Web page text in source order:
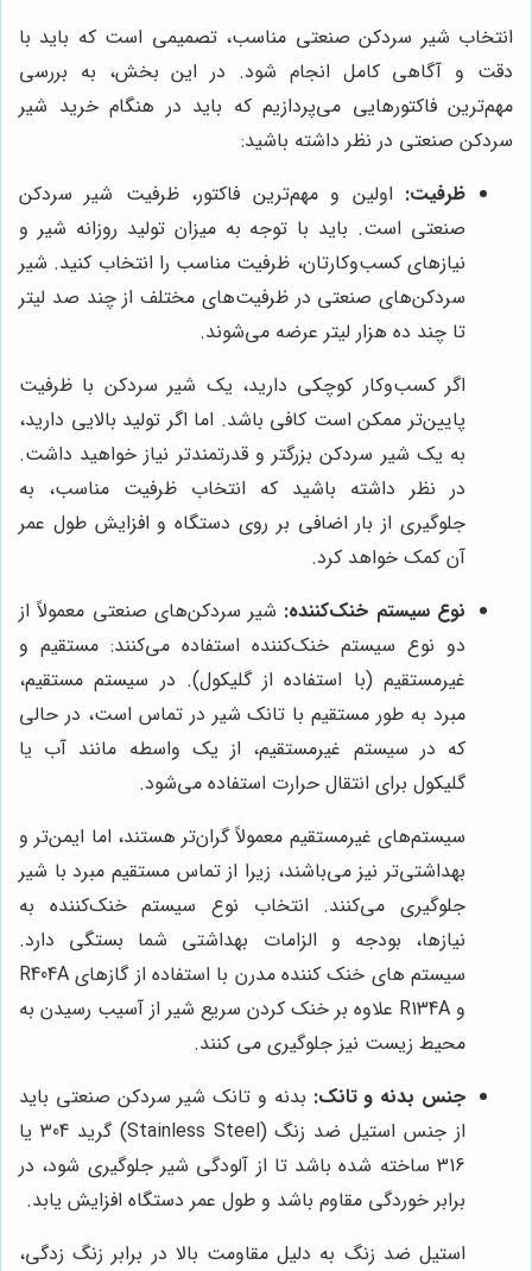
انتخاب شیر سردکن صنعتی مناسب، تصمیمی است که باید با
دقت و آگاهی کامل انجام شود. در این بخش، به بررسی
مهم‌ترین فاکتورهایی می‌پردازیم که باید در هنگام خرید شیر
سردکن صنعتی در نظر داشته باشید:
ظرفیت: اولین و مهم‌ترین فاکتور، ظرفیت شیر سردکن
صنعتی است. باید با توجه به میزان تولید روزانه شیر و
نیازهای کسب‌وکارتان، ظرفیت مناسب را انتخاب کنید. شیر
سردکن‌های صنعتی در ظرفیت‌های مختلف از چند صد لیتر
تا چند ده هزار لیتر عرضه می‌شوند.
اگر کسب‌وکار کوچکی دارید، یک شیر سردکن با ظرفیت
پایین‌تر ممکن است کافی باشد. اما اگر تولید بالایی دارید،
به یک شیر سردکن بزرگتر و قدرتمندتر نیاز خواهید داشت.
در نظر داشته باشید که انتخاب ظرفیت مناسب، به
جلوگیری از بار اضافی بر روی دستگاه و افزایش طول عمر
آن کمک خواهد کرد.
نوع سیستم خنک‌کننده: شیر سردکن‌های صنعتی معمولاً از
دو نوع سیستم خنک‌کننده استفاده می‌کنند: مستقیم و
غیرمستقیم (با استفاده از گلیکول). در سیستم مستقیم،
مبرد به طور مستقیم با تانک شیر در تماس است، در حالی
که در سیستم غیرمستقیم، از یک واسطه مانند آب یا
گلیکول برای انتقال حرارت استفاده می‌شود.
سیستم‌های غیرمستقیم معمولاً گران‌تر هستند، اما ایمن‌تر و
بهداشتی‌تر نیز می‌باشند، زیرا از تماس مستقیم مبرد با شیر
جلوگیری می‌کنند. انتخاب نوع سیستم خنک‌کننده به
نیازها، بودجه و الزامات بهداشتی شما بستگی دارد.
سیستم های خنک کننده مدرن با استفاده از گازهای R404A
و R134A علاوه بر خنک کردن سریع شیر از آسیب رسیدن به
محیط زیست نیز جلوگیری می کنند.
جنس بدنه و تانک: بدنه و تانک شیر سردکن صنعتی باید
از جنس استیل ضد زنگ (Stainless Steel) گرید 304 یا
316 ساخته شده باشد تا از آلودگی شیر جلوگیری شود، در
برابر خوردگی مقاوم باشد و طول عمر دستگاه افزایش یابد.
استیل ضد زنگ به دلیل مقاومت بالا در برابر زنگ زدگی،